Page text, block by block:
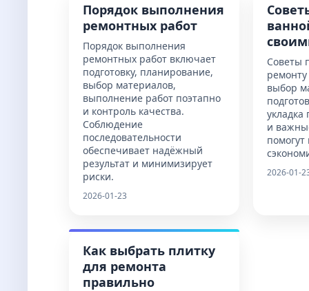
Порядок выполнения
ремонтных работ
Порядок выполнения
ремонтных работ включает
подготовку, планирование,
выбор материалов,
выполнение работ поэтапно
и контроль качества.
Соблюдение
последовательности
обеспечивает надёжный
результат и минимизирует
риски.
2026-01-23
Советы
выбор
укладка
и
2026-01-
Как выбрать плитку
для ремонта
правильно